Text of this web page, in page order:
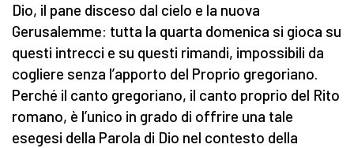
Dio, il pane disceso dal cielo e la nuova
Gerusalemme: tutta la quarta domenica si gioca su
questi intrecci e su questi rimandi, impossibili da
cogliere senza l’apporto del Proprio gregoriano.
Perché il canto gregoriano, il canto proprio del Rito
romano, è l’unico in grado di offrire una tale
esegesi della Parola di Dio nel contesto della